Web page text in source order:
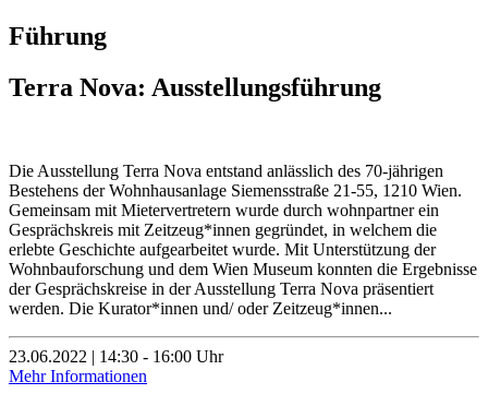
Führung
Terra Nova: Ausstellungsführung
Die Ausstellung Terra Nova entstand anlässlich des 70-jährigen
Bestehens der Wohnhausanlage Siemensstraße 21-55, 1210 Wien.
Gemeinsam mit Mietervertretern wurde durch wohnpartner ein
Gesprächskreis mit Zeitzeug*innen gegründet, in welchem die
erlebte Geschichte aufgearbeitet wurde. Mit Unterstützung der
Wohnbauforschung und dem Wien Museum konnten die Ergebnisse
der Gesprächskreise in der Ausstellung Terra Nova präsentiert
werden. Die Kurator*innen und/ oder Zeitzeug*innen...
23.06.2022 | 14:30 - 16:00 Uhr
Mehr Informationen